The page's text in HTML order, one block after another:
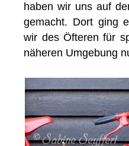
haben wir uns auf
gemacht. Dort ging
wir des Öfteren für
näheren Umgebung